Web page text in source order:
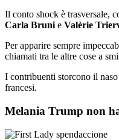
Il conto shock è trasversale,
Carla Bruni e Valèrie
Per apparire sempre
chiamati tra le altre cose a
I contribuenti storcono il
francesi.
Melania Trump non